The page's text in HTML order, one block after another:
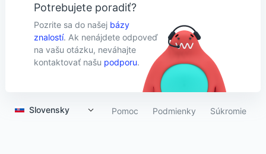
Potrebujete poradiť?
Pozrite sa do našej bázy
znalostí. Ak nenájdete odpoveď
na vašu otázku, neváhajte
kontaktovať našu podporu.
Slovensky Pomoc Podmienky Súkromie